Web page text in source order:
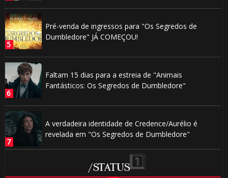
Pré-venda de ingressos para "Os Segredos de
Dumbledore" JÁ COMEÇOU!
Faltam 15 dias para a estreia de "Animais
Fantásticos: Os Segredos de Dumbledore"
A verdadeira identidade de Credence/Aurélio é
revelada em "Os Segredos de Dumbledore"
/STATUS
1️⃣ 8️⃣
🎂